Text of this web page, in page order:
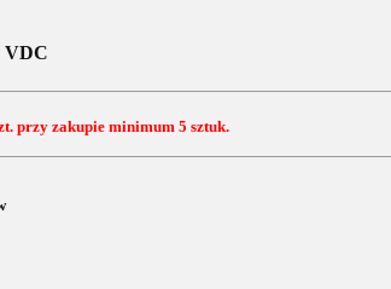
VDC
przy zakupie minimum 5 sztuk.